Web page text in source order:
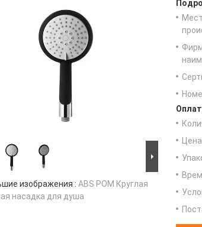
изображения : ABS POM Круглая
насадка для душа